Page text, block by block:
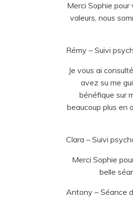
Merci Sophie
valeurs, nous
Rémy – Suivi
Je vous ai
avez su me
bénéfique sur
beaucoup plus en
Clara – Suivi
Merci Sophie
belle
Antony – Séance